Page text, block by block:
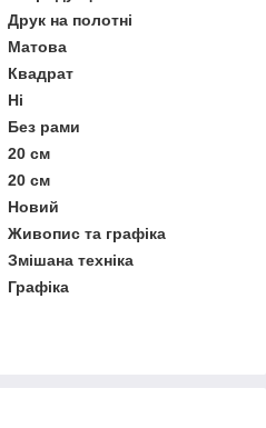
Друк на полотні
Матова
Квадрат
Ні
Без рами
20 см
20 см
Новий
Живопис та графіка
Змішана техніка
Графіка